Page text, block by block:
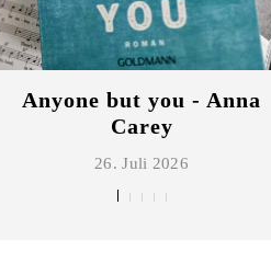
Anyone but you - Anna
Carey
26. Juli 2026